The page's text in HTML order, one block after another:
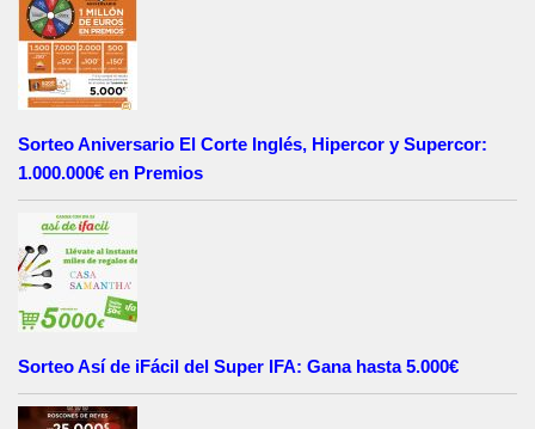
Sorteo Aniversario El Corte Inglés, Hipercor y Supercor:
1.000.000€ en Premios
Sorteo Así de iFácil del Super IFA: Gana hasta 5.000€